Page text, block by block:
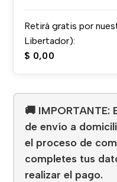
Retirá gratis por
Libertador):
$ 0,00
🚚
de envío a
el proceso de
completes tus
realizar el pago.